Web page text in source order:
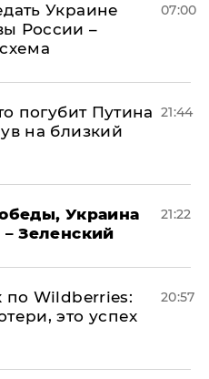
Украине
России –
07:00
погубит Путина
на близкий
21:44
Украина
– Зеленский
21:22
по Wildberries:
это успех
20:57